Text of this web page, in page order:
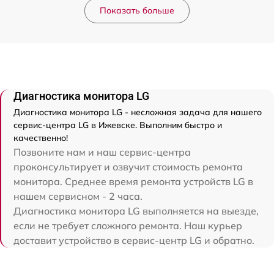
Показать больше
Диагностика монитора LG
Диагностика монитора LG - несложная задача для нашего
сервис-центра LG в Ижевске. Выполним быстро и
качественно!
Позвоните нам и наш сервис-центра
проконсультирует и озвучит стоимость ремонта
монитора. Среднее время ремонта устройств LG в
нашем сервисном - 2 часа.
Диагностика монитора LG выполняется на выезде,
если не требует сложного ремонта. Наш курьер
доставит устройство в сервис-центр LG и обратно.